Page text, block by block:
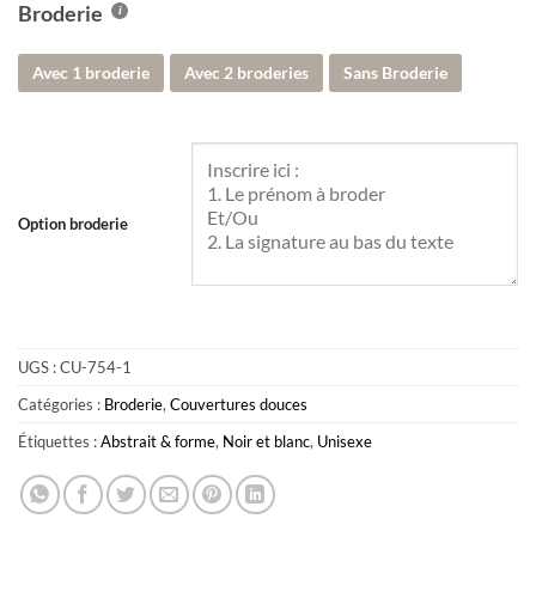
Blanc
Denim
Gris argenté
Lavande
Rose bébé
Sarcelle
Sauge
Vieux rose
Broderie
Avec 1 broderie Avec 2 broderies Sans Broderie
Option broderie
UGS :CU-754-1
Catégories : Broderie,Couvertures douces
Étiquettes :Abstrait & forme, Noir et blanc, Unisexe
Obtenez 10% de rabais
Obtenez un 10% de rabais sur votre
Courriel *
Nom*